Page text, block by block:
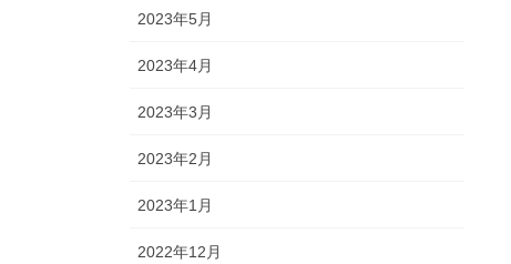
2023年5月
2023年4月
2023年3月
2023年2月
2023年1月
2022年12月